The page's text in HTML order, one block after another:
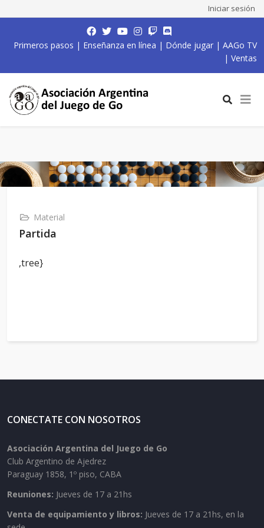
Iniciar sesión
Primeros pasos | Enseñanza en línea | Dónde jugar | AAGo TV
| Ventas
Material
Partida
,tree}
CONECTATE CON NOSOTROS
Asociación Argentina del Juego de Go
Club Argentino de Ajedrez
Paraguay 1858, 1º piso, CABA
Reuniones: Jueves de 17 a 21hs
Venta de equipamiento y libros: Jueves de 17 a 21hs, en la